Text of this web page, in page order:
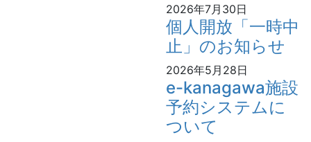
2026年7月30日
個人開放「一時中
止」のお知らせ
2026年5月28日
e-kanagawa施設
予約システムに
ついて